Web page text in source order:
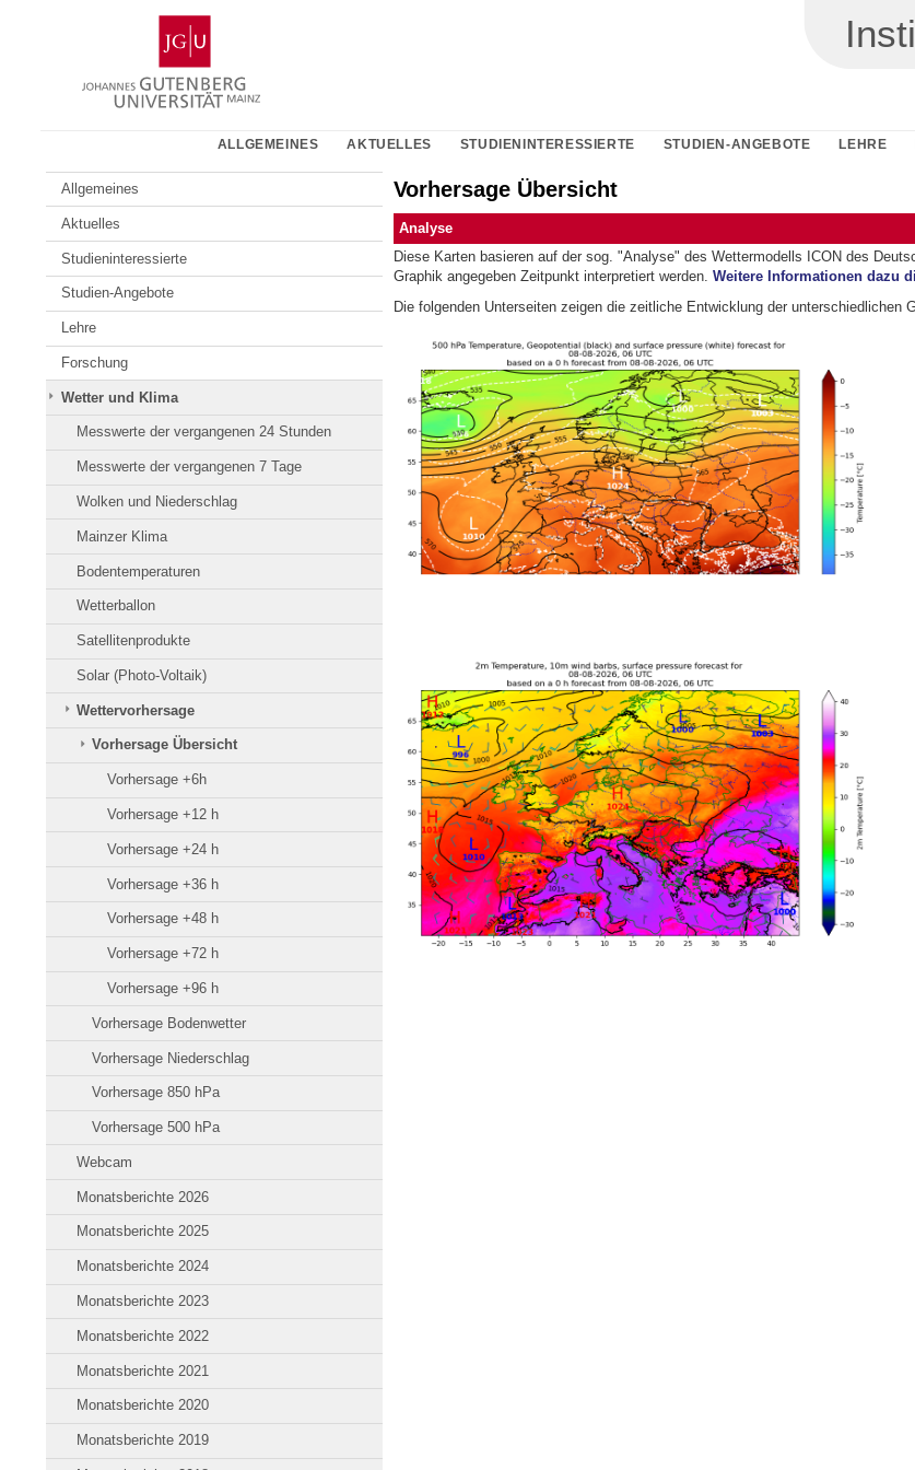
Gutenberg-
Universität
Mainz
ALLGEMEINES AKTUELLES STUDIENINTERESSIERTE STUDIEN-ANGEBOTE LEHRE
Allgemeines
Aktuelles
Studieninteressierte
Studien-Angebote
Lehre
Forschung
Wetter und Klima
Messwerte der vergangenen 24 Stunden
Messwerte der vergangenen 7 Tage
Wolken und Niederschlag
Mainzer Klima
Bodentemperaturen
Wetterballon
Satellitenprodukte
Solar (Photo-Voltaik)
Wettervorhersage
Vorhersage Übersicht
Vorhersage +6h
Vorhersage +12 h
Vorhersage +24 h
Vorhersage +36 h
Vorhersage +48 h
Vorhersage +72 h
Vorhersage +96 h
Vorhersage Bodenwetter
Vorhersage Niederschlag
Vorhersage 850 hPa
Vorhersage 500 hPa
Webcam
Monatsberichte 2026
Monatsberichte 2025
Monatsberichte 2024
Monatsberichte 2023
Monatsberichte 2022
Monatsberichte 2021
Monatsberichte 2020
Monatsberichte 2019
Vorhersage Übersicht
Analyse
Diese Karten basieren auf der sog. "Analyse" des Wettermodells ICON des
Graphik angegeben Zeitpunkt interpretiert werden. Weitere Informationen dazu
Die folgenden Unterseiten zeigen die zeitliche Entwicklung der unterschiedlichen